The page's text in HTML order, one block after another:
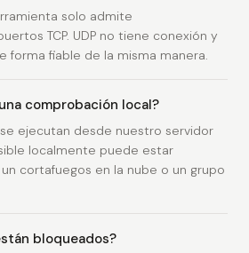
solo admite
TCP. UDP no tiene conexión y
forma fiable de la misma manera.
comprobación local?
ejecutan desde nuestro servidor
localmente puede estar
cortafuegos en la nube o un grupo
bloqueados?